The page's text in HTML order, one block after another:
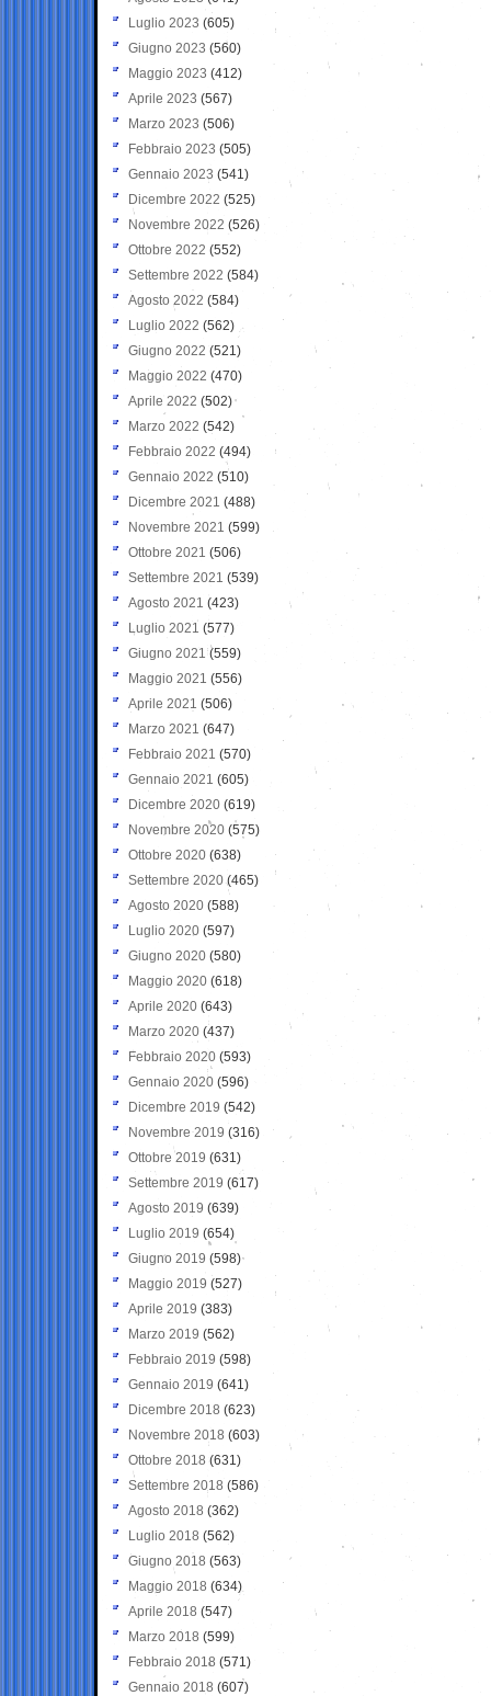
Luglio 2023 (605)
Giugno 2023 (560)
Maggio 2023 (412)
Aprile 2023 (567)
Marzo 2023 (506)
Febbraio 2023 (505)
Gennaio 2023 (541)
Dicembre 2022 (525)
Novembre 2022 (526)
Ottobre 2022 (552)
Settembre 2022 (584)
Agosto 2022 (584)
Luglio 2022 (562)
Giugno 2022 (521)
Maggio 2022 (470)
Aprile 2022 (502)
Marzo 2022 (542)
Febbraio 2022 (494)
Gennaio 2022 (510)
Dicembre 2021 (488)
Novembre 2021 (599)
Ottobre 2021 (506)
Settembre 2021 (539)
Agosto 2021 (423)
Luglio 2021 (577)
Giugno 2021(559)
Maggio 2021 (556)
Aprile 2021 (506)
Marzo 2021 (647)
Febbraio 2021 (570)
Gennaio 2021 (605)
Dicembre 2020 (619)
Novembre 2020 (575)
Ottobre 2020 (638)
Settembre 2020(465)
Agosto 2020 (588)
Luglio 2020 (597)
Giugno 2020 (580)
Maggio 2020 (618)
Aprile 2020 (643)
Marzo 2020 (437)
Febbraio 2020 (593)
Gennaio 2020 (596)
Dicembre 2019 (542)
Novembre 2019 (316)
Ottobre 2019 (631)
Settembre 2019 (617)
Agosto 2019 (639)
Luglio 2019 (654)
Giugno 2019 (598)
Maggio 2019 (527)
Aprile 2019 (383)
Marzo 2019 (562)
Febbraio 2019 (598)
Gennaio 2019 (641)
Dicembre 2018 (623)
Novembre 2018 (603)
Ottobre 2018 (631)
Settembre 2018 (586)
Agosto 2018 (362)
Luglio 2018 (562)
Giugno 2018 (563)
Maggio 2018 (634)
Aprile 2018 (547)
Marzo 2018 (599)
Febbraio 2018 (571)
Gennaio 2018 (607)